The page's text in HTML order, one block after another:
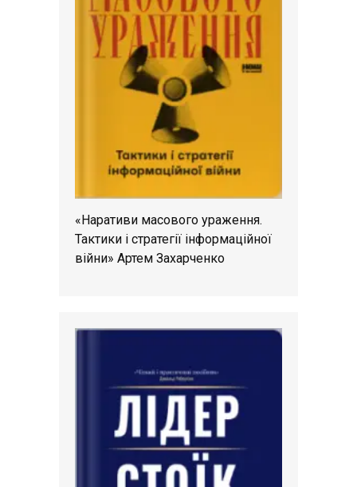
«Наративи масового ураження.
Тактики і стратегії інформаційної
війни» Артем Захарченко